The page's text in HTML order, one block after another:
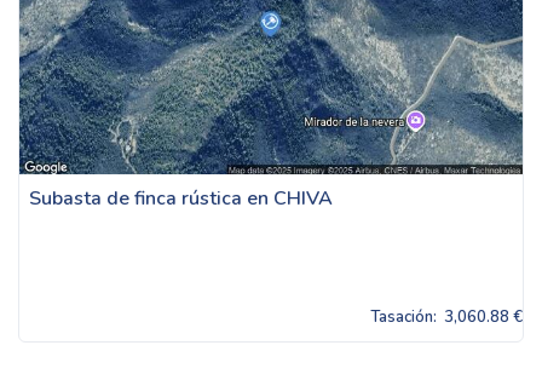
Subasta de finca rústica en CHIVA
Tasación: 3,060.88 €